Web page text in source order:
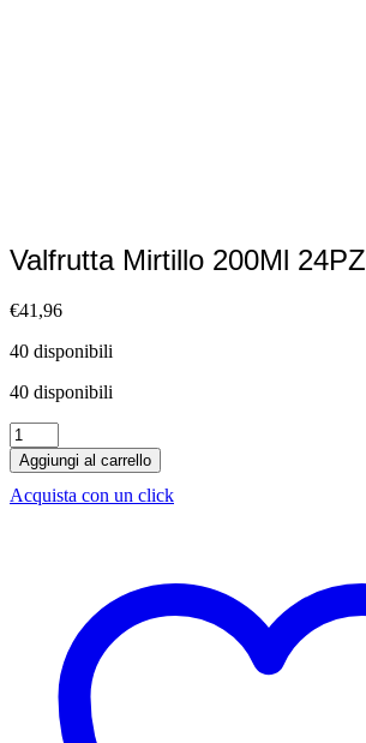
Valfrutta Mirtillo 200Ml 24PZ
€41,96
40 disponibili
40 disponibili
Valfrutta
Mirtillo
200Ml
24PZ
Aggiungi al carrello
Acquista con un click